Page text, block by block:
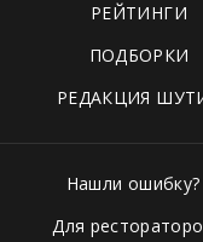
РЕЙТИНГИ
ПОДБОРКИ
РЕДАКЦИЯ
Нашли ошибку?
Для